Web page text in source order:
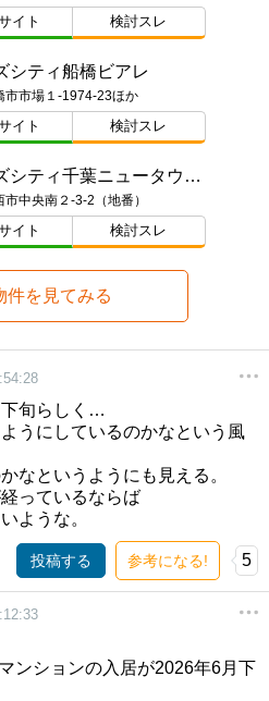
イト 検討スレ
シティ船橋ビアレ
市市場１-1974-23ほか
イト 検討スレ
ブランズシティ千葉ニュータウン中央
中央南２-3-2（地番）
イト 検討スレ
件を見てみる
旬らしく…
うにしているのかなという風
なというようにも見える。
っているならば
ような。
投稿する 参考になる! 5
ンションの入居が2026年6月下